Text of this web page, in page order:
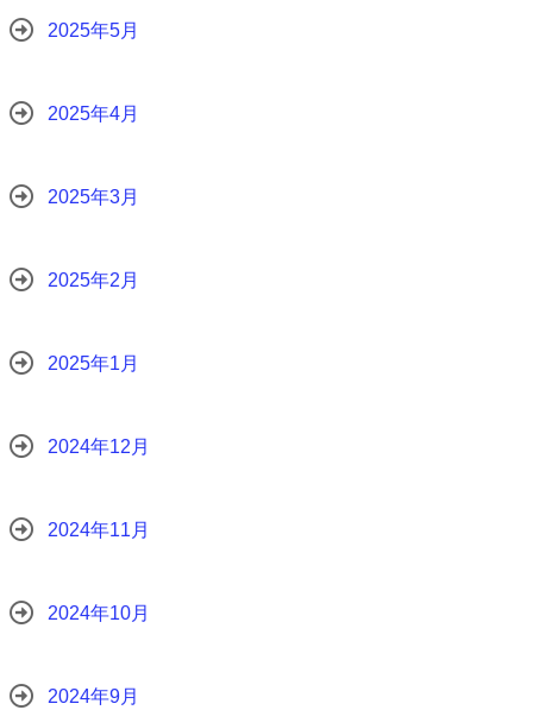
2025年5月
2025年4月
2025年3月
2025年2月
2025年1月
2024年12月
2024年11月
2024年10月
2024年9月